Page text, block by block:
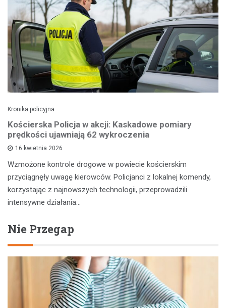
Kronika policyjna
Kościerska Policja w akcji: Kaskadowe pomiary
prędkości ujawniają 62 wykroczenia
16 kwietnia 2026
Wzmożone kontrole drogowe w powiecie kościerskim
przyciągnęły uwagę kierowców. Policjanci z lokalnej komendy,
korzystając z najnowszych technologii, przeprowadzili
intensywne działania…
Nie Przegap